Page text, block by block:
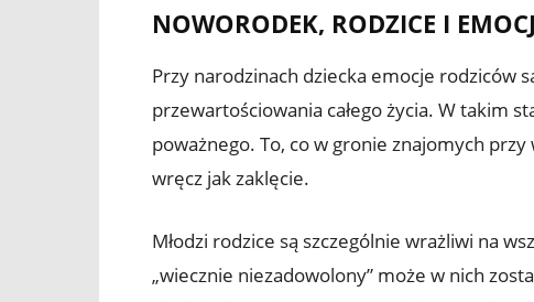
NOWORODEK, RODZICE I
Przy narodzinach dziecka emocje rodziców
przewartościowania całego życia. W takim
poważnego. To, co w gronie znajomych przy
wręcz jak zaklęcie.
Młodzi rodzice są szczególnie wrażliwi na
„wiecznie niezadowolony” może w nich